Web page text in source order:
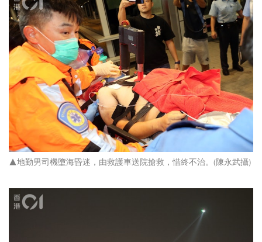
▲地勤男司機墮海昏迷，由救護車送院搶救，惜終不治。(陳永武攝)